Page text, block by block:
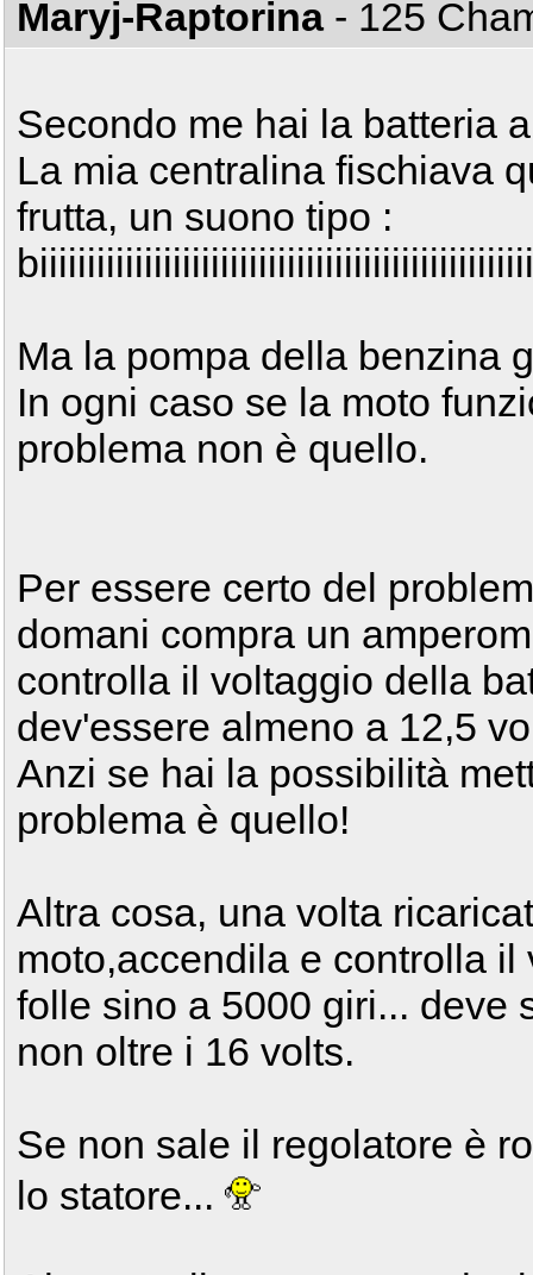
Maryj-Raptorina - 125
Secondo me hai la batteria
La mia centralina fischiava
frutta, un suono tipo :
Ma la pompa della benzina
In ogni caso se la moto
problema non è quello.
Per essere certo del
domani compra un
controlla il voltaggio della
dev'essere almeno a 12,5
Anzi se hai la possibilità
problema è quello!
Altra cosa, una volta
moto,accendila e controlla
folle sino a 5000 giri... deve
non oltre i 16 volts.
Se non sale il regolatore è
lo statore...